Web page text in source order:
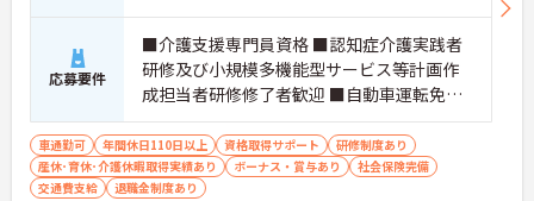
応募要件
■介護支援専門員資格 ■認知症介護実践者
研修及び小規模多機能型サービス等計画作
成担当者研修修了者歓迎 ■自動車運転免許
所持者（リフト車運転できる方）歓迎
車通勤可 年間休日110日以上 資格取得サポート
研修制度あり
産休･育休･介護休暇取得実績あり
ボーナス・賞与あり
社会保険完備
交通費支給
退職金制度あり